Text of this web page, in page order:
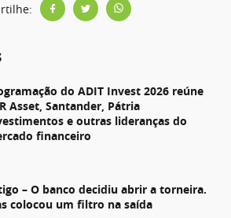
do ADIT Invest 2026 reúne
Asset, Santander, Pátria
e outras lideranças do
financeiro
– O banco decidiu abrir a torneira.
colocou um filtro na saída